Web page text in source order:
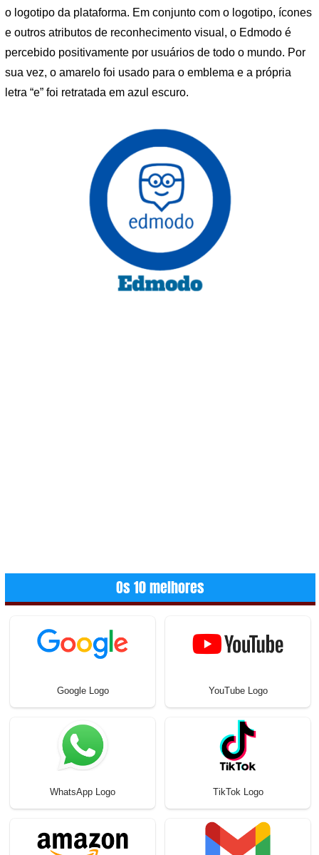
o logotipo da plataforma. Em conjunto com o logotipo, ícones
e outros atributos de reconhecimento visual, o Edmodo é
percebido positivamente por usuários de todo o mundo. Por
sua vez, o amarelo foi usado para o emblema e a própria
letra “e” foi retratada em azul escuro.
Os 10 melhores
Google Logo YouTube Logo
WhatsApp Logo TikTok Logo